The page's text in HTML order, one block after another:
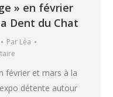
» en février
Dent du Chat
Par Léa
février et mars à la
détente autour